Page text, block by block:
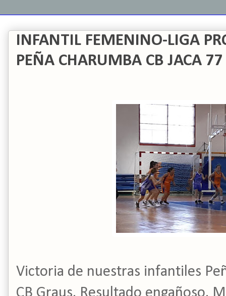
INFANTIL FEMENINO-LIGA
PEÑA CHARUMBA CB JACA
Victoria de nuestras infantiles